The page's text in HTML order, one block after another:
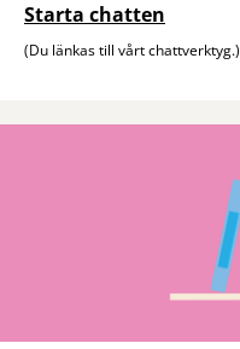
Starta chatten
(Du länkas till vårt chattverktyg.)